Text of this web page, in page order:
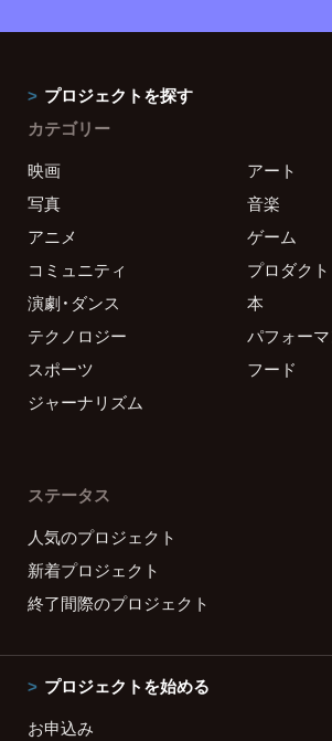
プロジェクトを探す
カテゴリー
映画
アート
写真
音楽
アニメ
ゲーム
コミュニティ
プロダクト
演劇・ダンス
本
テクノロジー
パフォー
スポーツ
フード
ジャーナリズム
ステータス
人気のプロジェクト
新着プロジェクト
終了間際のプロジェクト
プロジェクトを始める
お申込み